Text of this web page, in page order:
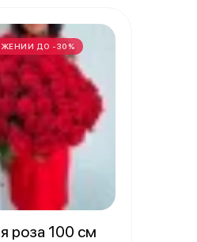
ДО -30%
роза 100 см